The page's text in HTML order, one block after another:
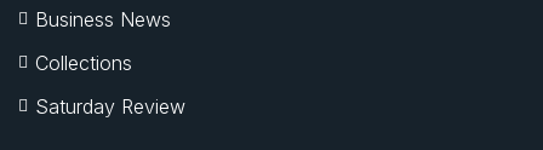
Business News
Collections
Saturday Review